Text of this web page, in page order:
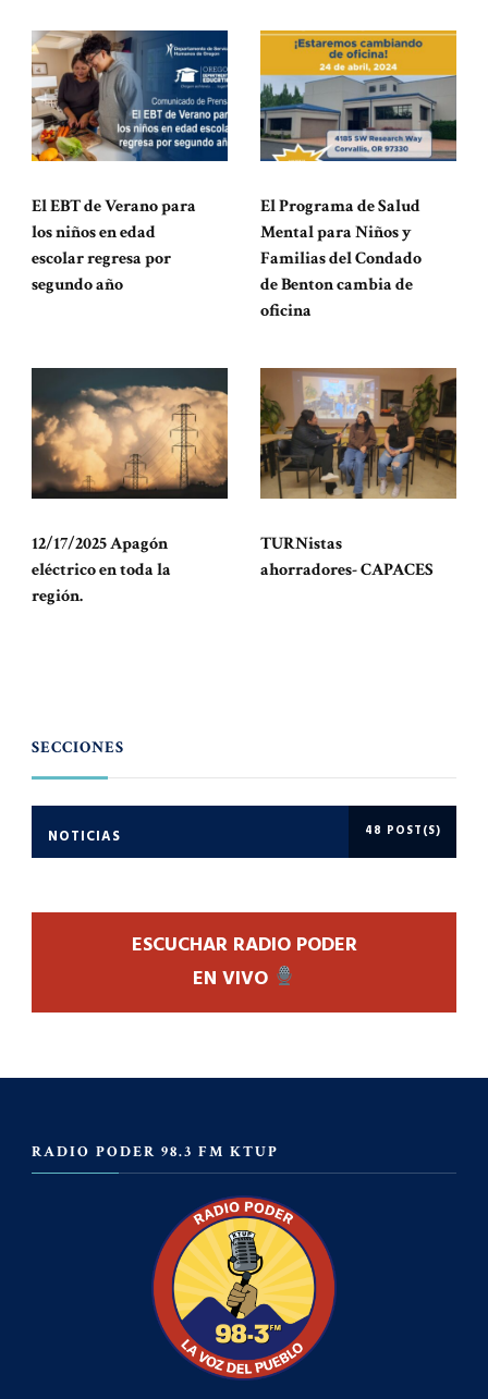
El EBT de Verano para
los niños en edad
escolar regresa por
segundo año
El Programa de Salud
Mental para Niños y
Familias del Condado
de Benton cambia de
oficina
12/17/2025 Apagón
eléctrico en toda la
región.
TURNistas
ahorradores- CAPACES
SECCIONES
NOTICIAS 48 POST(S)
ESCUCHAR RADIO PODER
EN VIVO
RADIO PODER 98.3 FM KTUP